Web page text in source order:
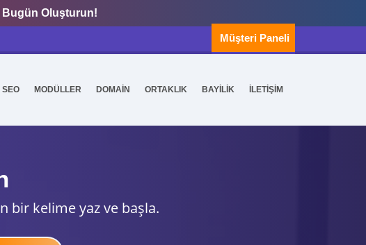
Bugün Oluşturun!
Müşteri Paneli
SEO MODÜLLER DOMAİN ORTAKLIK BAYİLİK İLETİŞİM
bir kelime yaz ve başla.